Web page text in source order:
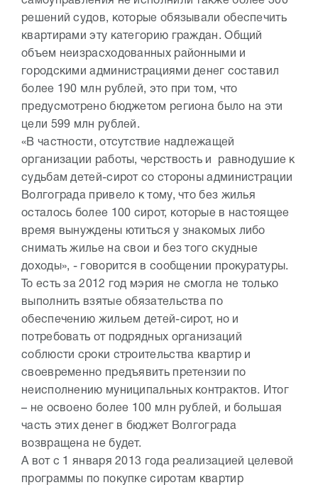
решений судов, которые обязывали обеспечить
квартирами эту категорию граждан. Общий
объем неизрасходованных районными и
городскими администрациями денег составил
более 190 млн рублей, это при том, что
предусмотрено бюджетом региона было на эти
цели 599 млн рублей.
«В частности, отсутствие надлежащей
организации работы, черствость и равнодушие к
судьбам детей-сирот со стороны администрации
Волгограда привело к тому, что без жилья
осталось более 100 сирот, которые в настоящее
время вынуждены ютиться у знакомых либо
снимать жилье на свои и без того скудные
доходы», - говорится в сообщении прокуратуры.
То есть за 2012 год мэрия не смогла не только
выполнить взятые обязательства по
обеспечению жильем детей-сирот, но и
потребовать от подрядных организаций
соблюсти сроки строительства квартир и
своевременно предъявить претензии по
неисполнению муниципальных контрактов. Итог
– не освоено более 100 млн рублей, и большая
часть этих денег в бюджет Волгограда
возвращена не будет.
А вот с 1 января 2013 года реализацией целевой
программы по покупке сиротам квартир